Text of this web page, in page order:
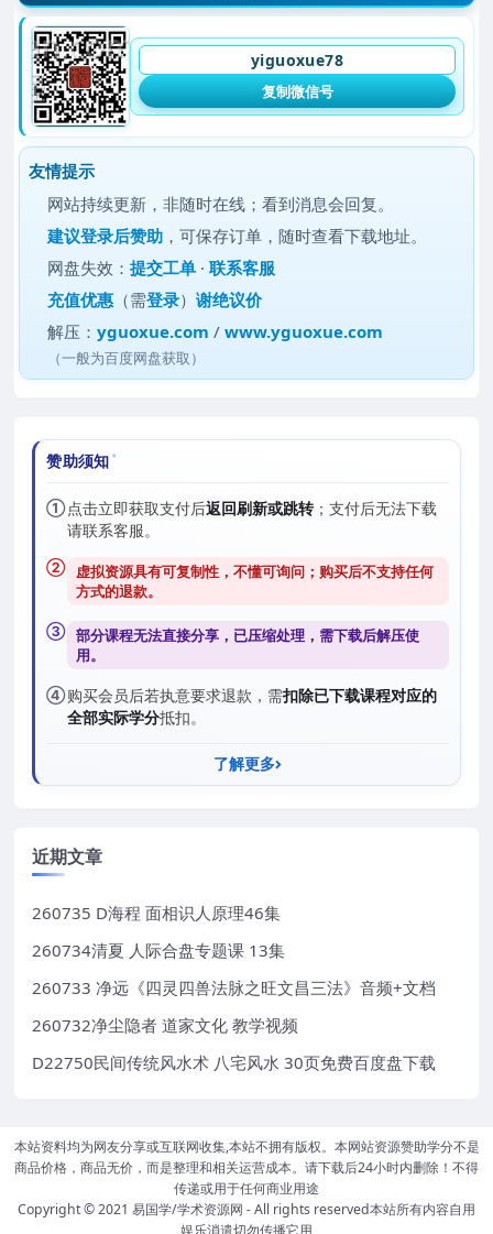
yiguoxue78
复制微信号
友情提示
网站持续更新，非随时在线；看到消息会回复。
建议登录后赞助 ，可保存订单，随时查看下载地址。
网盘失效：提交工单 ·联系客服
充值优惠 （需登录）谢绝议价
解压：yguoxue.com /www.yguoxue.com
（一般为百度网盘获取）
赞助须知
①点击立即获取支付后返回刷新或跳转；支付后无法下载
请联系客服。
② 虚拟资源具有可复制性，不懂可询问；购买后不支持任何
方式的退款。
③ 部分课程无法直接分享，已压缩处理，需下载后解压使
用。
④购买会员后若执意要求退款，需扣除已下载课程对应的
全部实际学分抵扣。
了解更多
近期文章
260735 D海程 面相识人原理46集
260734清夏 人际合盘专题课 13集
260733 净远《四灵四兽法脉之旺文昌三法》音频+文档
260732净尘隐者 道家文化 教学视频
D22750民间传统风水术 八宅风水 30页免费百度盘下载
本站资料均为网友分享或互联网收集,本站不拥有版权。本网站资源赞助学分不是
商品价格，商品无价，而是整理和相关运营成本。请下载后24小时内删除！不得
传递或用于任何商业用途
Copyright © 2021 易国学/学术资源网 - All rights reserved本站所有内容自用
娱乐消遣切勿传播它用